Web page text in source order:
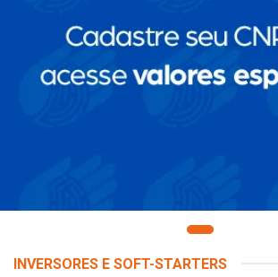
INVERSORES E SOFT-STARTERS